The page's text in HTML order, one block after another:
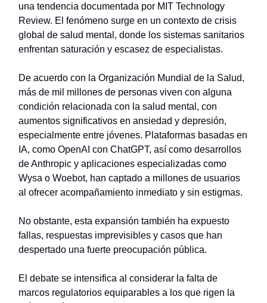
una tendencia documentada por MIT Technology
Review. El fenómeno surge en un contexto de crisis
global de salud mental, donde los sistemas sanitarios
enfrentan saturación y escasez de especialistas.
De acuerdo con la Organización Mundial de la Salud,
más de mil millones de personas viven con alguna
condición relacionada con la salud mental, con
aumentos significativos en ansiedad y depresión,
especialmente entre jóvenes. Plataformas basadas en
IA, como OpenAI con ChatGPT, así como desarrollos
de Anthropic y aplicaciones especializadas como
Wysa o Woebot, han captado a millones de usuarios
al ofrecer acompañamiento inmediato y sin estigmas.
No obstante, esta expansión también ha expuesto
fallas, respuestas imprevisibles y casos que han
despertado una fuerte preocupación pública.
El debate se intensifica al considerar la falta de
marcos regulatorios equiparables a los que rigen la